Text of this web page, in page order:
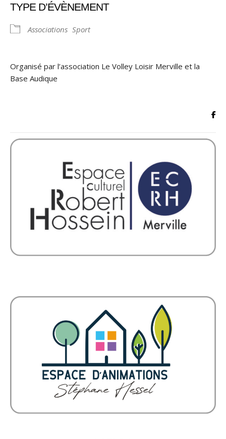
TYPE D’ÉVÈNEMENT
Associations Sport
Organisé par l’association Le Volley Loisir Merville et la
Base Audique